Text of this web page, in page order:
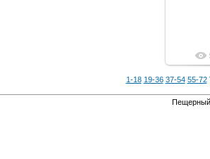
1-18 19-36 37-54 55-72
Пещерный